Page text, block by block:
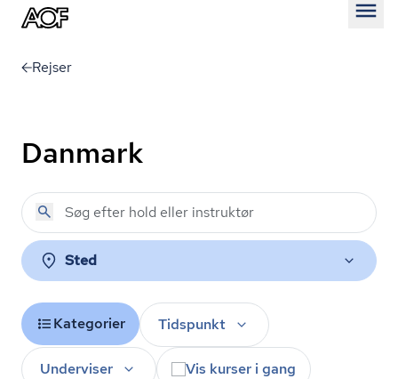
Rejser
Danmark
Sted
Kategorier Tidspunkt
Underviser Vis kurser i gang